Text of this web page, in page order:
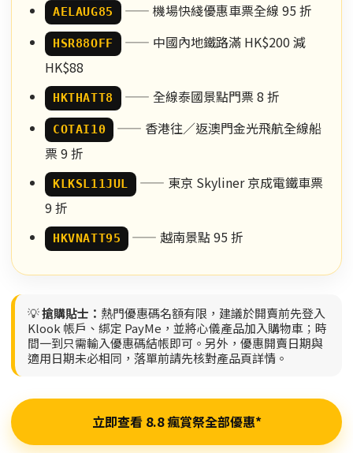
AELAUG85 —— 機場快綫優惠車票全線 95 折
HSR88OFF
—— 中國內地鐵路滿 HK$200 減
HK$88
HKTHATT8 —— 全線泰國景點門票 8 折
COTAI10
—— 香港往／返澳門金光飛航全線船
票 9 折
KLKSL11JUL
—— 東京 Skyliner 京成電鐵車票
9 折
HKVNATT95 —— 越南景點 95 折
💡搶購貼士： 熱門優惠碼名額有限，建議於開賣前先登入
Klook 帳戶、綁定 PayMe，並將心儀產品加入購物車；時
間一到只需輸入優惠碼結帳即可。另外，優惠開賣日期與
適用日期未必相同，落單前請先核對產品頁詳情。
立即查看 8.8 瘋賞祭全部優惠*